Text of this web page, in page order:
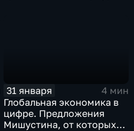
31 января
4 мин
Глобальная экономика в
цифре. Предложения
Мишустина, от которых